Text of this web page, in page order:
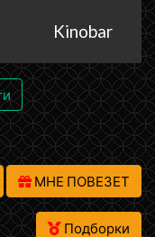
Kinobar
МНЕ ПОВЕЗЕТ
Подборки